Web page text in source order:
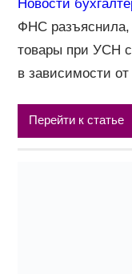
Новости
ФНС разъяснила,
товары при УСН с
в зависимости от
Перейти к статье